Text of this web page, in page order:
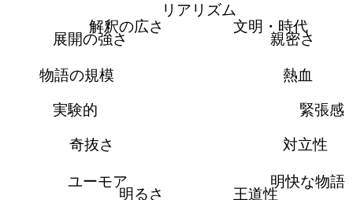
リアリズム
文明・時代
親密さ
熱血
緊張感
対立性
明快な物語
王道性
明るさ
ユーモア
奇抜さ
実験的
物語の規模
展開の強さ
解釈の広さ